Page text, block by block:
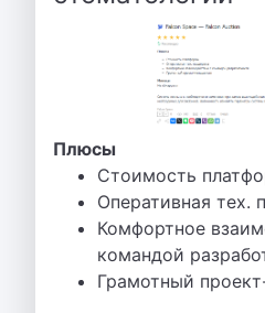
Плюсы
Стоимость
Оперативная тех.
Комфортное
командой
Грамотный